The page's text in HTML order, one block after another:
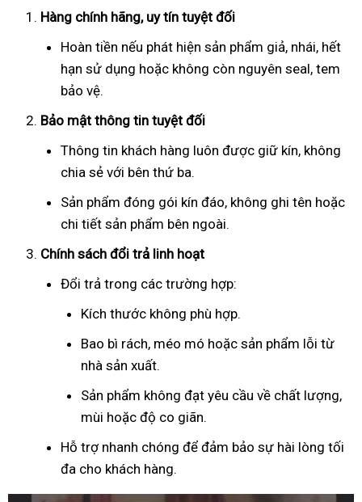
Hàng chính hãng, uy tín tuyệt đối
Hoàn tiền nếu phát hiện sản phẩm giả, nhái, hết
hạn sử dụng hoặc không còn nguyên seal, tem
bảo vệ.
Bảo mật thông tin tuyệt đối
Thông tin khách hàng luôn được giữ kín, không
chia sẻ với bên thứ ba.
Sản phẩm đóng gói kín đáo, không ghi tên hoặc
chi tiết sản phẩm bên ngoài.
Chính sách đổi trả linh hoạt
Đổi trả trong các trường hợp:
Kích thước không phù hợp.
Bao bì rách, méo mó hoặc sản phẩm lỗi từ
nhà sản xuất.
Sản phẩm không đạt yêu cầu về chất lượng,
mùi hoặc độ co giãn.
Hỗ trợ nhanh chóng để đảm bảo sự hài lòng tối
đa cho khách hàng.